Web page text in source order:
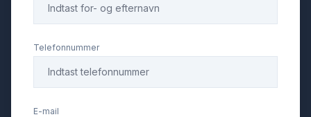
Telefonnummer
E-mail